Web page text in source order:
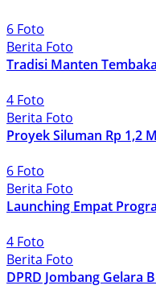
6 Foto
Berita Foto
Tradisi Manten
4 Foto
Berita Foto
Proyek Siluman Rp 1,2
6 Foto
Berita Foto
Launching Empat
4 Foto
Berita Foto
DPRD Jombang Gelara